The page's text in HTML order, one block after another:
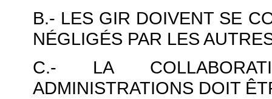
B.- LES GIR DOIVENT SE
NÉGLIGÉS PAR LES
C.- LA
ADMINISTRATIONS DOIT